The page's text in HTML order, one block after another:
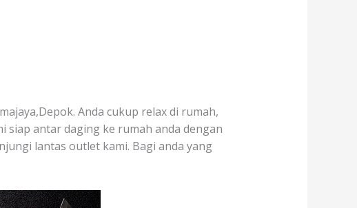
Anda cukup relax di rumah,
antar daging ke rumah anda dengan
lantas outlet kami. Bagi anda yang